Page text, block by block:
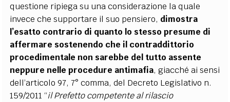
questione ripiega su una considerazione la quale
invece che supportare il suo pensiero, dimostra
l’esatto contrario di quanto lo stesso presume di
affermare sostenendo che il contraddittorio
procedimentale non sarebbe del tutto assente
neppure nelle procedure antimafia, giacché ai sensi
dell’articolo 97, 7° comma, del Decreto Legislativo n.
159/2011 “il Prefetto competente al rilascio